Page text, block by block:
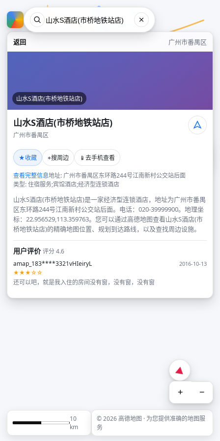
返回 广州市番禺区
山水S酒店(市桥地铁站店)
山水S酒店(市桥地铁站店)
广州市番禺区
★收藏 ⌖搜周边 📱 去手机查看
查看完整信息地址: 广州市番禺区东环路244号江南新村公交站后面
类型: 住宿服务;宾馆酒店;经济型连锁酒店
山水S酒店(市桥地铁站店)是一家经济型连锁酒店，地址为广州市番禺
区东环路244号江南新村公交站后面。电话：020-39999900。地理坐
标：22.956529,113.359763。您可以通过高德地图查看山水S酒店(市
桥地铁站店)的精确地图位置、规划到达路线，以及查找周边设施。
用户评价评分 4.6
amap_183****3321vHIeiryL
2016-10-13
★★★☆☆
还可以吧，就是我入住的房间没有窗，没有窗，没有窗
+ −
10
km
© 2026 高德地图 · 为您提供准确的地图服
务